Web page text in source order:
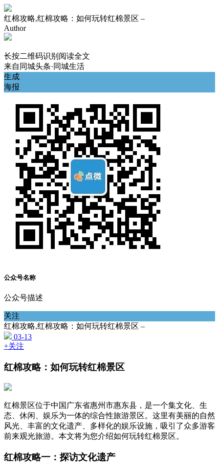
红棉攻略,红棉攻略：如何玩转红棉景区 –
Author
长按二维码识别阅读全文
来自 同城头条·同城生活
生成
海报
公众号名称
公众号描述
关注
红棉攻略,红棉攻略：如何玩转红棉景区 –
03-13
+关注
红棉攻略：如何玩转红棉景区
红棉景区位于中国广东省惠州市惠东县，是一个集文化、生
态、休闲、娱乐为一体的综合性旅游景区。这里有美丽的自然
风光、丰富的文化遗产、多样化的娱乐设施，吸引了众多游客
前来观光旅游。本文将为您介绍如何玩转红棉景区。
红棉攻略一：探访文化遗产